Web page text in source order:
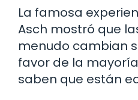
La famosa
Asch mostró que
menudo cambian
favor de la
saben que están